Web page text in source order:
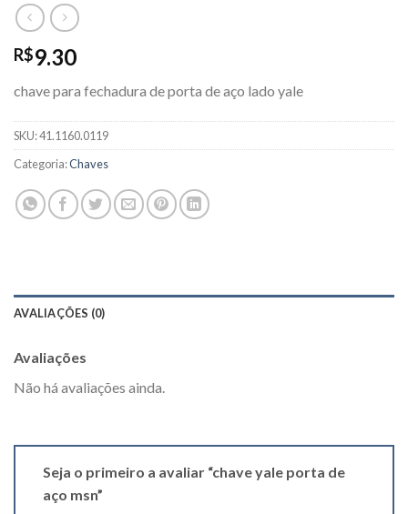
R$9.30
chave para fechadura de porta de aço lado yale
SKU:41.1160.0119
Categoria:Chaves
AVALIAÇÕES (0)
Avaliações
Não há avaliações ainda.
Seja o primeiro a avaliar “chave yale porta de
aço msn”